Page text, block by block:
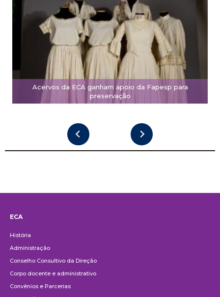
Acervos da ECA ganham apoio da Fapesp para
preservação
ECA
História
Administração
Conselho Consultivo da Direção
Corpo docente e administrativo
Convênios e Parcerias